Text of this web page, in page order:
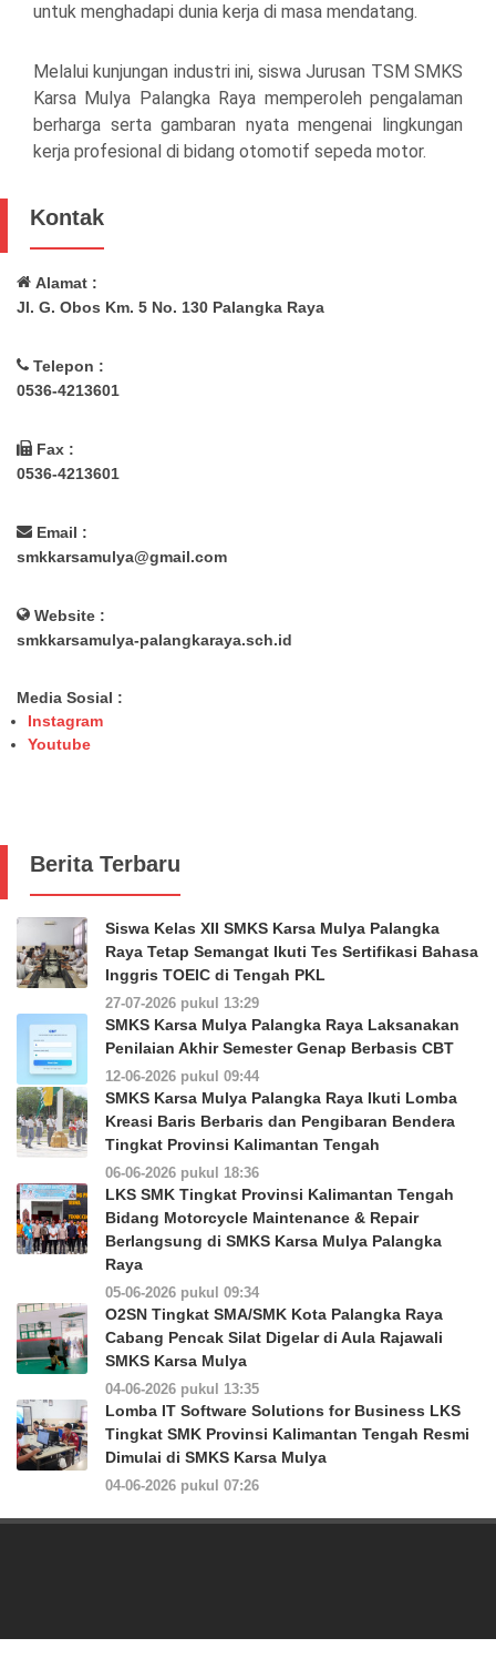
untuk menghadapi dunia kerja di masa mendatang.
Melalui kunjungan industri ini, siswa Jurusan TSM SMKS
Karsa Mulya Palangka Raya memperoleh pengalaman
berharga serta gambaran nyata mengenai lingkungan
kerja profesional di bidang otomotif sepeda motor.
Kontak
Alamat :
Jl. G. Obos Km. 5 No. 130 Palangka Raya
Telepon :
0536-4213601
Fax :
0536-4213601
Email :
smkkarsamulya@gmail.com
Website :
smkkarsamulya-palangkaraya.sch.id
Media Sosial :
Instagram
Youtube
Berita Terbaru
Siswa Kelas XII SMKS Karsa Mulya Palangka
Raya Tetap Semangat Ikuti Tes Sertifikasi Bahasa
Inggris TOEIC di Tengah PKL
27-07-2026 pukul 13:29
SMKS Karsa Mulya Palangka Raya Laksanakan
Penilaian Akhir Semester Genap Berbasis CBT
12-06-2026 pukul 09:44
SMKS Karsa Mulya Palangka Raya Ikuti Lomba
Kreasi Baris Berbaris dan Pengibaran Bendera
Tingkat Provinsi Kalimantan Tengah
06-06-2026 pukul 18:36
LKS SMK Tingkat Provinsi Kalimantan Tengah
Bidang Motorcycle Maintenance & Repair
Berlangsung di SMKS Karsa Mulya Palangka
Raya
05-06-2026 pukul 09:34
O2SN Tingkat SMA/SMK Kota Palangka Raya
Cabang Pencak Silat Digelar di Aula Rajawali
SMKS Karsa Mulya
04-06-2026 pukul 13:35
Lomba IT Software Solutions for Business LKS
Tingkat SMK Provinsi Kalimantan Tengah Resmi
Dimulai di SMKS Karsa Mulya
04-06-2026 pukul 07:26